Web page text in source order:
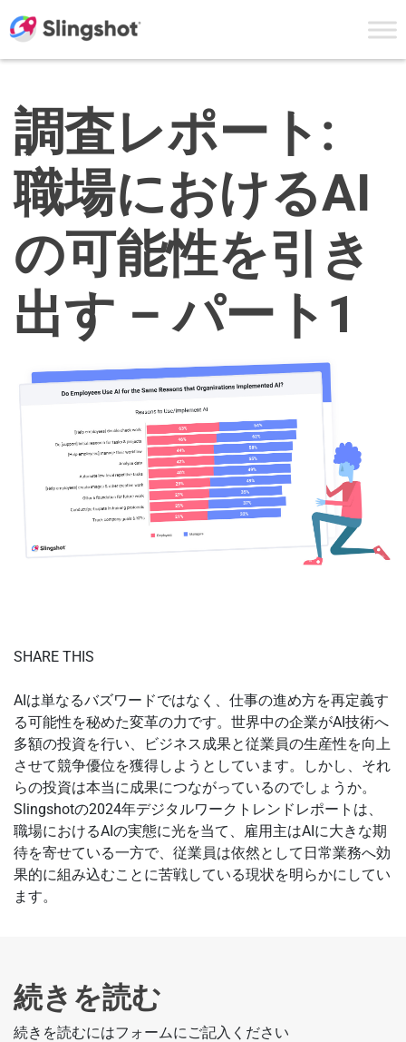
調査レポート:
職場におけるAI
の可能性を引き
出す – パート1
SHARE THIS
AIは単なるバズワードではなく、仕事の進め方を再定義す
る可能性を秘めた変革の力です。世界中の企業がAI技術へ
多額の投資を行い、ビジネス成果と従業員の生産性を向上
させて競争優位を獲得しようとしています。しかし、それ
らの投資は本当に成果につながっているのでしょうか。
Slingshotの2024年デジタルワークトレンドレポートは、
職場におけるAIの実態に光を当て、雇用主はAIに大きな期
待を寄せている一方で、従業員は依然として日常業務へ効
果的に組み込むことに苦戦している現状を明らかにしてい
ます。
続きを読む
続きを読むにはフォームにご記入ください